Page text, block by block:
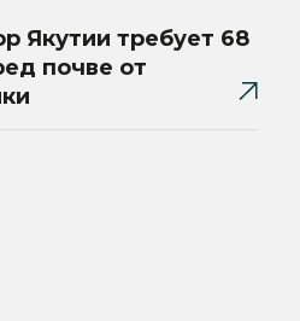
Якутии требует 68
почве от